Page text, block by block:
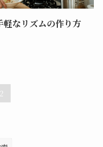
なリズムの作り方
2